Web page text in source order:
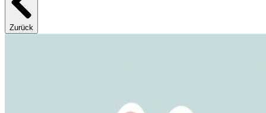
Zurück